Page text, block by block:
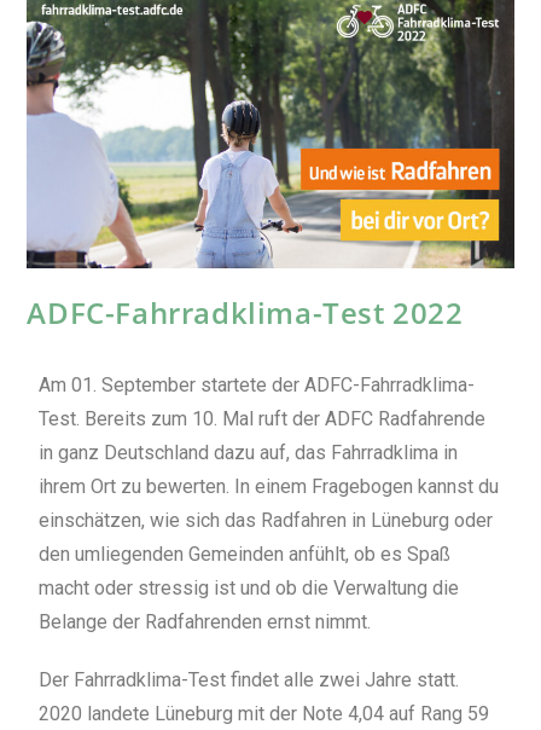
ADFC-Fahrradklima-Test 2022
Am 01. September startete der ADFC-Fahrradklima-
Test. Bereits zum 10. Mal ruft der ADFC Radfahrende
in ganz Deutschland dazu auf, das Fahrradklima in
ihrem Ort zu bewerten. In einem Fragebogen kannst du
einschätzen, wie sich das Radfahren in Lüneburg oder
den umliegenden Gemeinden anfühlt, ob es Spaß
macht oder stressig ist und ob die Verwaltung die
Belange der Radfahrenden ernst nimmt.
Der Fahrradklima-Test findet alle zwei Jahre statt.
2020 landete Lüneburg mit der Note 4,04 auf Rang 59